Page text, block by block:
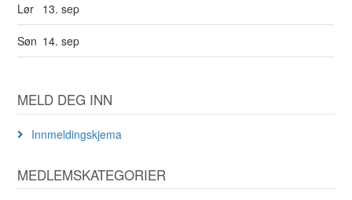
Lør 13. sep
Søn 14. sep
MELD DEG INN
Innmeldingskjema
MEDLEMSKATEGORIER